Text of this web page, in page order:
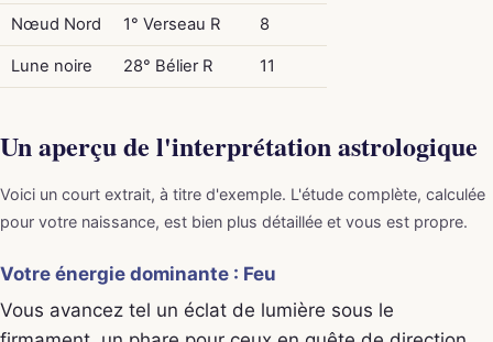
Nœud Nord 1° Verseau R 8
Lune noire 28° Bélier R 11
Un aperçu de l'interprétation astrologique
Voici un court extrait, à titre d'exemple. L'étude complète, calculée
pour votre naissance, est bien plus détaillée et vous est propre.
Votre énergie dominante : Feu
Vous avancez tel un éclat de lumière sous le